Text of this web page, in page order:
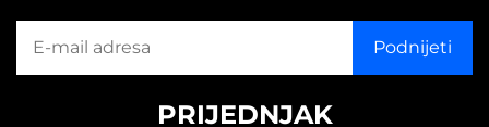
PRIJEDNJAK